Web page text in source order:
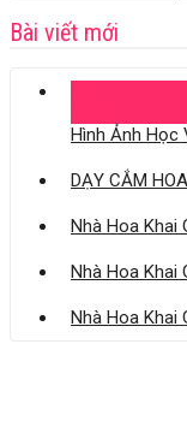
Bài viết mới
Hình Ảnh Học
DẠY CẮM
Nhà Hoa Khai
Nhà Hoa Khai
Nhà Hoa Khai